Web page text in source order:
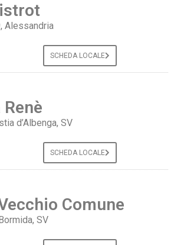
Alessandria
SCHEDA LOCALE
d’Albenga, SV
SCHEDA LOCALE
Comune
SV